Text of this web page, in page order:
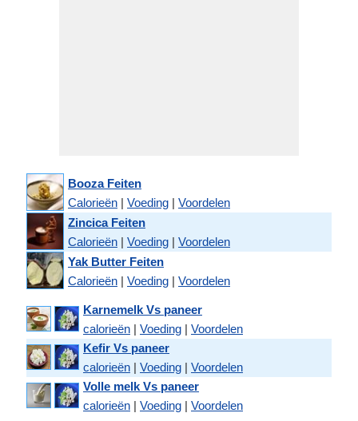
Booza Feiten
Calorieën | Voeding | Voordelen
Zincica Feiten
Calorieën | Voeding | Voordelen
Yak Butter Feiten
Calorieën | Voeding | Voordelen
Karnemelk Vs paneer
calorieën | Voeding | Voordelen
Kefir Vs paneer
calorieën | Voeding | Voordelen
Volle melk Vs paneer
calorieën | Voeding | Voordelen